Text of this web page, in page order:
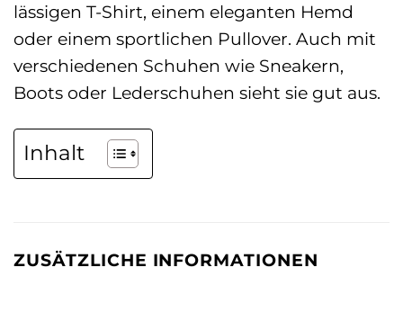
lässigen T-Shirt, einem eleganten Hemd
oder einem sportlichen Pullover. Auch mit
verschiedenen Schuhen wie Sneakern,
Boots oder Lederschuhen sieht sie gut aus.
Inhalt
ZUSÄTZLICHE INFORMATIONEN